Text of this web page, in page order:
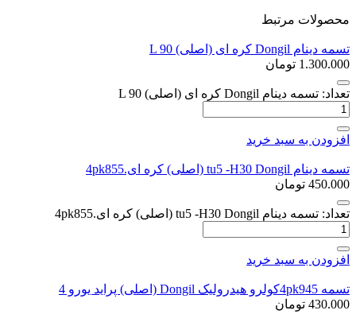
محصولات مرتبط
تسمه دینام Dongil کره ای (اصلی) L 90
1.300.000 تومان
تعداد: تسمه دینام Dongil کره ای (اصلی) L 90
افزودن به سبد خرید
تسمه دینام tu5 -H30 Dongil (اصلی) کره ای.4pk855
450.000 تومان
تعداد: تسمه دینام tu5 -H30 Dongil (اصلی) کره ای.4pk855
افزودن به سبد خرید
تسمه 4pk945کولرو هیدرولیک Dongil (اصلی) پراید یورو 4
430.000 تومان